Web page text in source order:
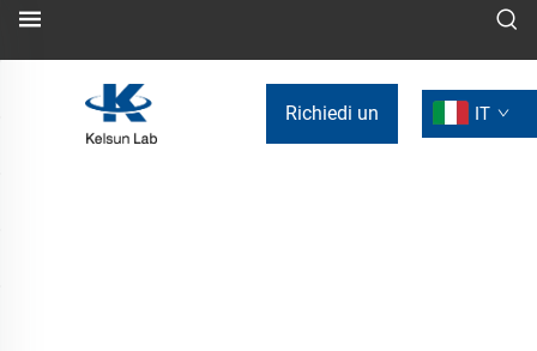
Richiedi un IT